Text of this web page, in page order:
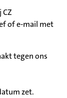
of e-mail met
tegen ons
zet.